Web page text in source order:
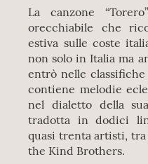
La canzone
orecchiabile che
estiva sulle coste
non solo in Italia ma
entrò nelle classifiche
contiene melodie
nel dialetto della
tradotta in dodici
quasi trenta artisti,
the Kind Brothers.